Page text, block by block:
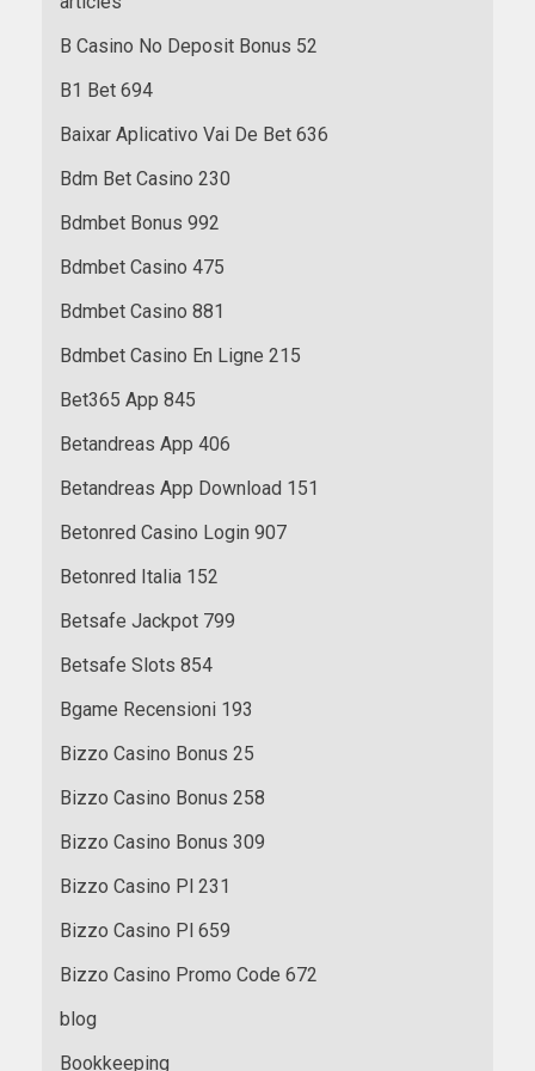
B Casino No Deposit Bonus 52
B1 Bet 694
Baixar Aplicativo Vai De Bet 636
Bdm Bet Casino 230
Bdmbet Bonus 992
Bdmbet Casino 475
Bdmbet Casino 881
Bdmbet Casino En Ligne 215
Bet365 App 845
Betandreas App 406
Betandreas App Download 151
Betonred Casino Login 907
Betonred Italia 152
Betsafe Jackpot 799
Betsafe Slots 854
Bgame Recensioni 193
Bizzo Casino Bonus 25
Bizzo Casino Bonus 258
Bizzo Casino Bonus 309
Bizzo Casino Pl 231
Bizzo Casino Pl 659
Bizzo Casino Promo Code 672
blog
Bookkeeping